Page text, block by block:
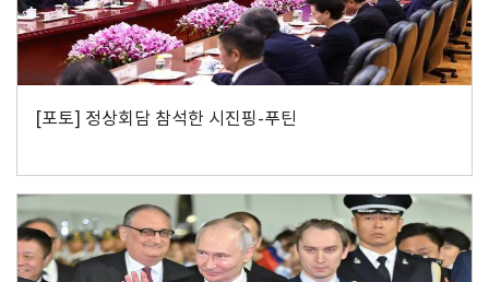
[포토] 정상회담 참석한 시진핑-푸틴